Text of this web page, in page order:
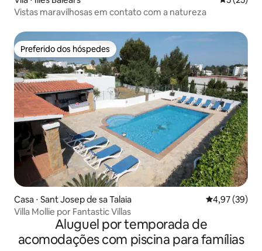
Vistas maravilhosas em contato com a natureza
Preferido dos hóspedes
Preferido dos hóspedes
Casa ⋅ Sant Josep de sa Talaia 4,97 de uma
4,97 (39)
Villa Mollie por Fantastic Villas
Aluguel por temporada de
acomodações com piscina para famílias